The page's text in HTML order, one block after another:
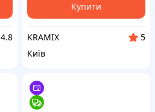
4.8
Купити
KRAMIX
5
Київ